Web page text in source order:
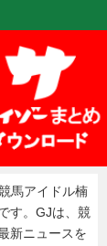
馬アイドル楠
す。GJは、競
新ニュースを